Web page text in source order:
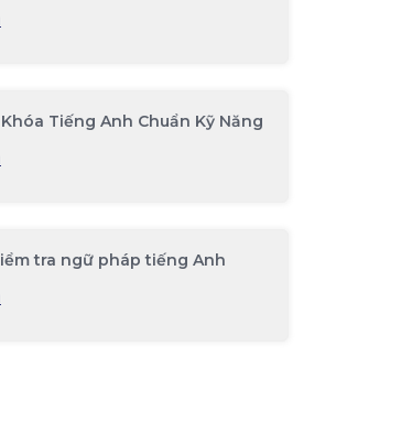
Tiếng Anh Chuẩn Kỹ Năng
tra ngữ pháp tiếng Anh